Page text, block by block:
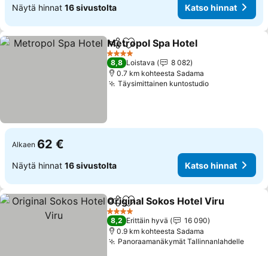
Näytä hinnat 16 sivustolta Katso hinnat
Jaa Lisää suosikkeihin
Metropol Spa Hotel
4 Tähtiluokitus
8,8 Loistava
8 082
0.7 km kohteesta Sadama
Täysimittainen kuntostudioKatso hinnat
Alkaen 62 €
Näytä hinnat 16 sivustolta Katso hinnat
Jaa Lisää suosikkeihin
Original Sokos Hotel Viru
4 Tähtiluokitus
8,2 Erittäin hyvä
16 090
0.9 km kohteesta Sadama
Panoraamanäkymät Tallinnanlahdelle